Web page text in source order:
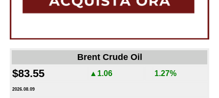
Brent Crude Oil
$83.55 ▲1.06 1.27%
2026.08.09